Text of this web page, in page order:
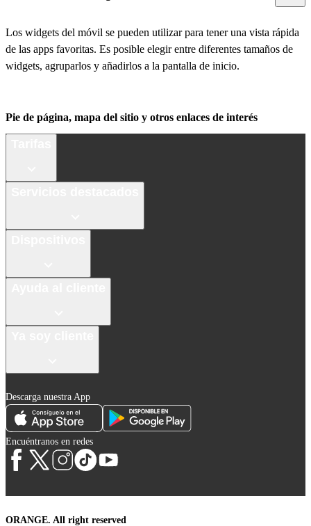
Los widgets del móvil se pueden utilizar para tener una vista rápida
de las apps favoritas. Es posible elegir entre diferentes tamaños de
widgets, agruparlos y añadirlos a la pantalla de inicio.
Pie de página, mapa del sitio y otros enlaces de interés
Descarga nuestra App
Encuéntranos en redes
ORANGE. All right reserved